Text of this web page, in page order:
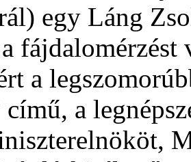
egy Láng
a
a